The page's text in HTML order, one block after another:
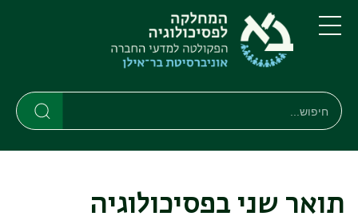
דילוג
לתוכן
העיקרי
דילוג
לתפריט
ניווט
ראשי
תפריט
חיפוש
Search
תואר שני בפסיכולוגיה